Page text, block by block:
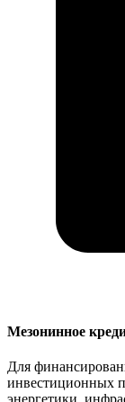
Мезонинное
Для
инвестиционных